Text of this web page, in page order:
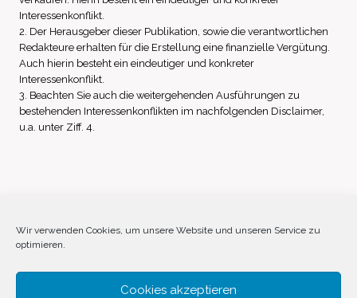
Wir verwenden Cookies, um unsere Website und unseren Service zu
optimieren.
Cookies akzeptieren
Interessenkonflikt.
2. Der Herausgeber dieser Publikation, sowie die verantwortlichen
Redakteure erhalten für die Erstellung eine finanzielle Vergütung.
Auch hierin besteht ein eindeutiger und konkreter
Interessenkonflikt.
3. Beachten Sie auch die weitergehenden Ausführungen zu
bestehenden Interessenkonflikten im nachfolgenden Disclaimer,
u.a. unter Ziff. 4.
Impressum Datenschutz
Disclaimer